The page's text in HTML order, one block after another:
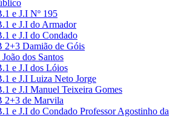
e J.I Nº 195
e J.I do Armador
e J.I do Condado
2+3 Damião de Góis
dos Santos
e J.I dos Lóios
e J.I Luiza Neto Jorge
e J.I Manuel Teixeira Gomes
2+3 de Marvila
e J.I do Condado Professor Agostinho da